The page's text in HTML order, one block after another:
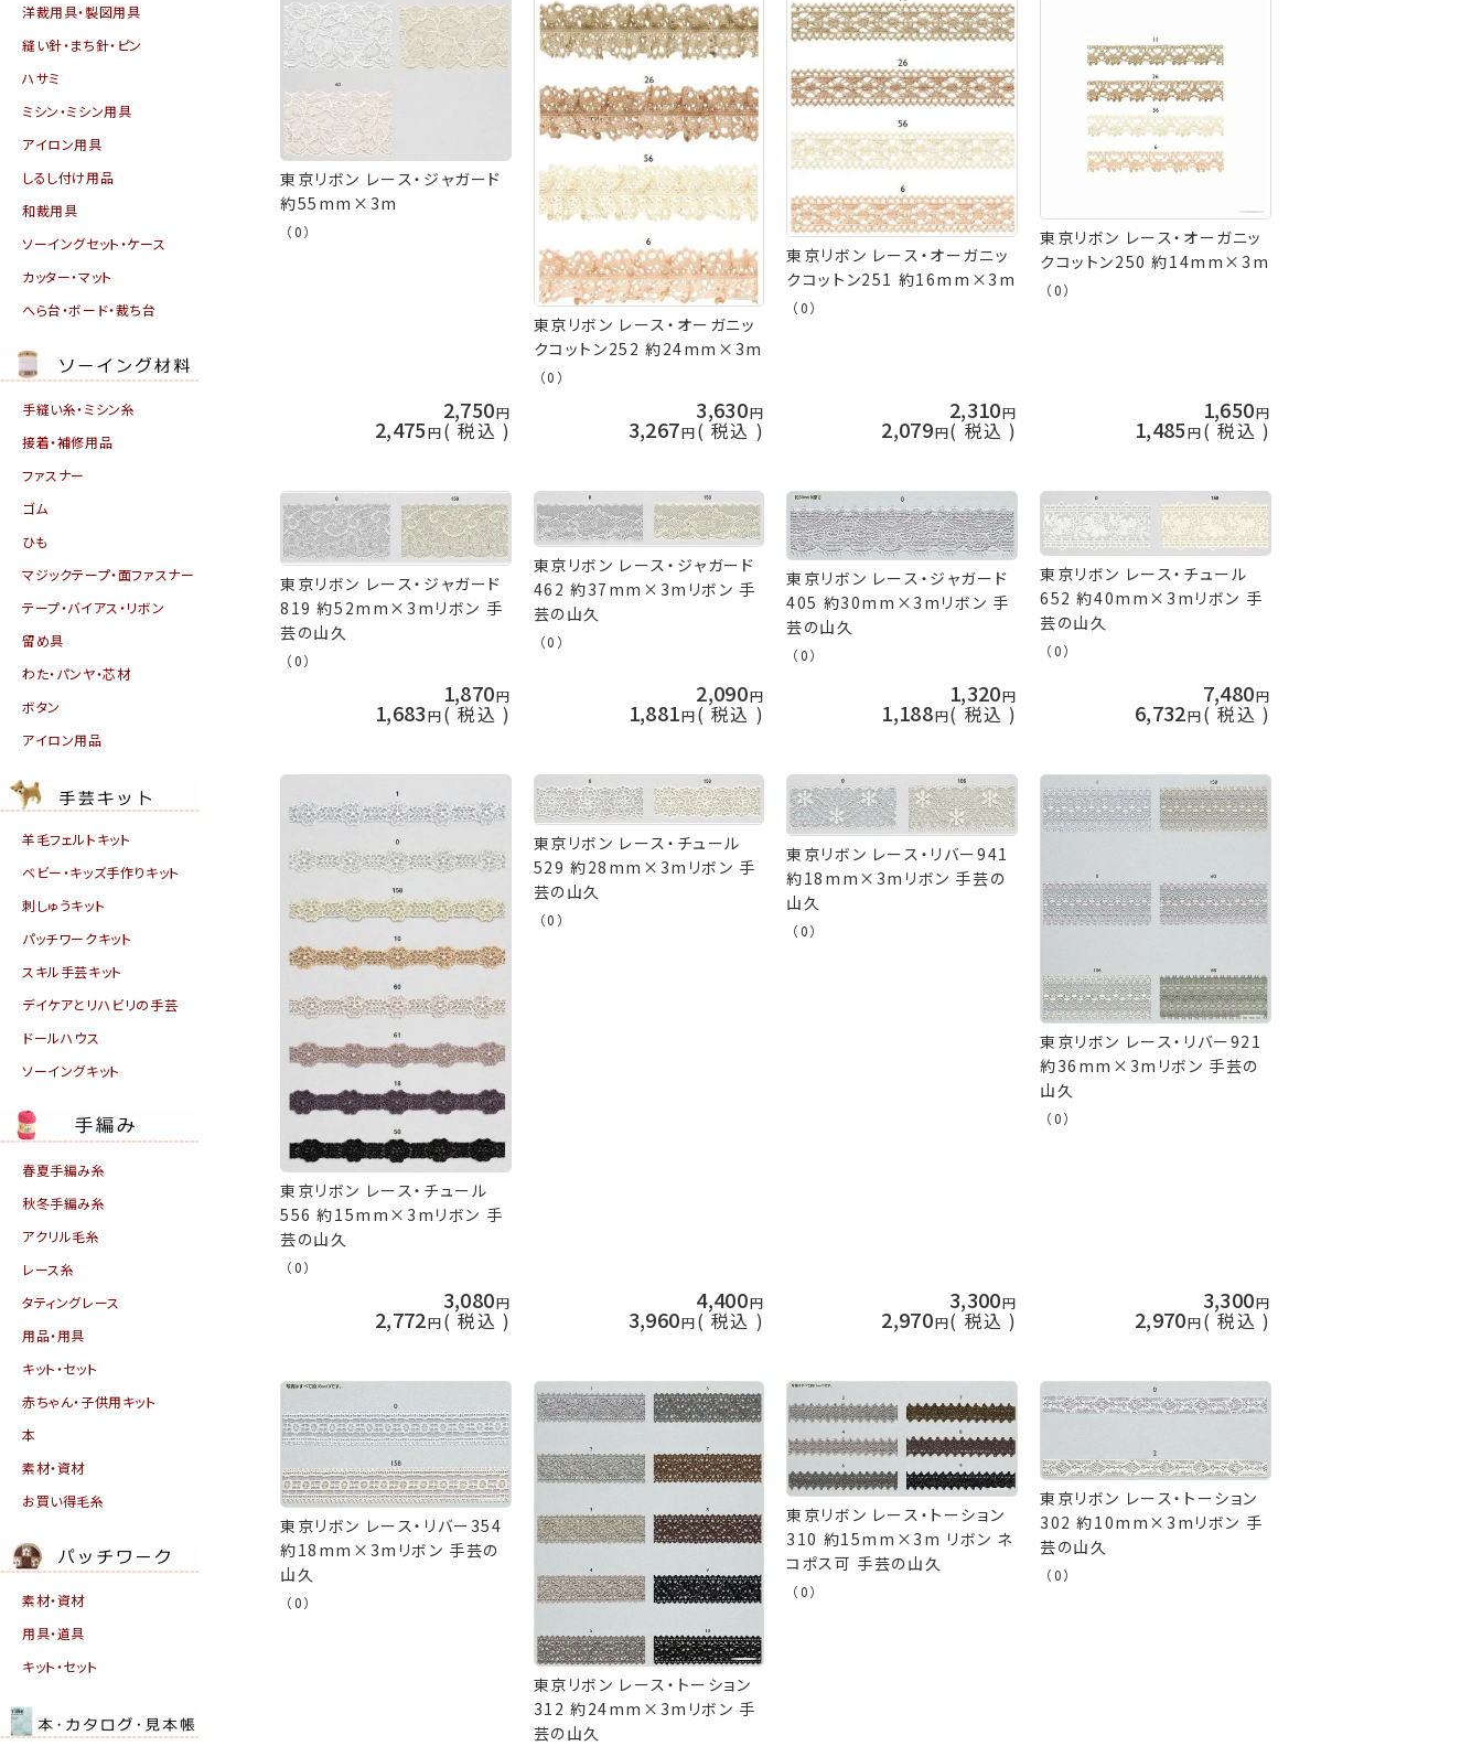
洋裁用具・製図用具
縫い針・まち針・ピン
ハサミ
ミシン・ミシン用具
アイロン用具
しるし付け用品
和裁用具
ソーイングセット・ケース
カッター・マット
へら台・ボード・裁ち台
手縫い糸・ミシン糸
接着・補修用品
ファスナー
ゴム
ひも
マジックテープ・面ファスナー
テープ・バイアス・リボン
留め具
わた・パンヤ・芯材
ボタン
アイロン用品
羊毛フェルトキット
ベビー・キッズ手作りキット
刺しゅうキット
パッチワークキット
スキル手芸キット
デイケアとリハビリの手芸
ドールハウス
ソーイングキット
春夏手編み糸
秋冬手編み糸
アクリル毛糸
レース糸
タティングレース
用品・用具
キット・セット
赤ちゃん・子供用キット
本
素材・資材
お買い得毛糸
素材・資材
用具・道具
キット・セット
東京リボン レース・ジャガード
約55mm×3m
（0）
2,750
2,475 税込
東京リボン レース・オーガニッ
クコットン252 約24mm×3m
（0）
3,630
3,267 税込
東京リボン レース・オーガニッ
クコットン251 約16mm×3m
（0）
2,310
2,079 税込
東京リボン レース・オーガニッ
クコットン250 約14mm×3m
（0）
1,650
1,485 税込
東京リボン レース・ジャガード
819 約52mm×3mリボン 手
芸の山久
（0）
1,870
1,683 税込
東京リボン レース・ジャガード
462 約37mm×3mリボン 手
芸の山久
（0）
2,090
1,881 税込
東京リボン レース・ジャガード
405 約30mm×3mリボン 手
芸の山久
（0）
1,320
1,188 税込
東京リボン レース・チュール
652 約40mm×3mリボン 手
芸の山久
（0）
7,480
6,732 税込
東京リボン レース・チュール
556 約15mm×3mリボン 手
芸の山久
（0）
3,080
2,772 税込
東京リボン レース・チュール
529 約28mm×3mリボン 手
芸の山久
（0）
4,400
3,960 税込
東京リボン レース・リバー941
約18mm×3mリボン 手芸の
山久
（0）
3,300
2,970 税込
東京リボン レース・リバー921
約36mm×3mリボン 手芸の
山久
（0）
3,300
2,970 税込
東京リボン レース・リバー354
約18mm×3mリボン 手芸の
山久
（0）
東京リボン レース・トーション
312 約24mm×3mリボン 手
芸の山久
東京リボン レース・トーション
310 約15mm×3m リボン ネ
コポス可 手芸の山久
（0）
東京リボン レース・トーション
302 約10mm×3mリボン 手
芸の山久
（0）